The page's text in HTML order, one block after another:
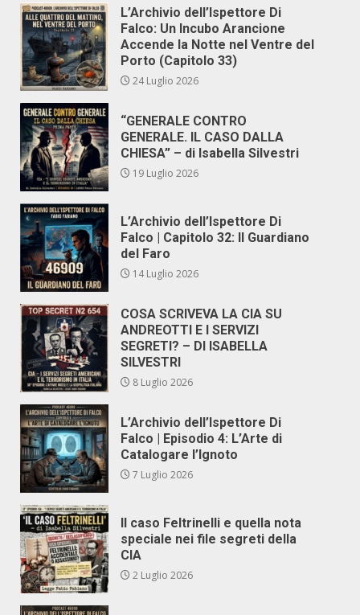
L’Archivio dell’Ispettore Di
Falco: Un Incubo Arancione
Accende la Notte nel Ventre del
Porto (Capitolo 33)
24 Luglio 2026
“GENERALE CONTRO
GENERALE. IL CASO DALLA
CHIESA” – di Isabella Silvestri
19 Luglio 2026
L’Archivio dell’Ispettore Di
Falco | Capitolo 32: Il Guardiano
del Faro
14 Luglio 2026
COSA SCRIVEVA LA CIA SU
ANDREOTTI E I SERVIZI
SEGRETI? – DI ISABELLA
SILVESTRI
8 Luglio 2026
L’Archivio dell’Ispettore Di
Falco | Episodio 4: L’Arte di
Catalogare l’Ignoto
7 Luglio 2026
Il caso Feltrinelli e quella nota
speciale nei file segreti della
CIA
2 Luglio 2026